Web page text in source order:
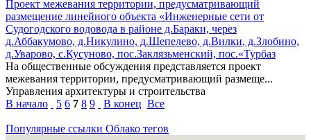
Проект межевания территории, предусматривающий
размещение линейного объекта «Инженерные сети от
Судогодского водовода в районе д.Бараки, через
д.Аббакумово, д.Никулино, д.Шепелево, д.Вилки, д.Злобино,
д.Уварово, с.Кусуново, пос.Заклязьменский, пос.«Турбаз
На общественные обсуждения представляется проект
межевания территории, предусматривающий размеще...
Управления архитектуры и строительства
В начало
5 6 7 8 9 В конец Все
Популярные ссылки Облако тегов